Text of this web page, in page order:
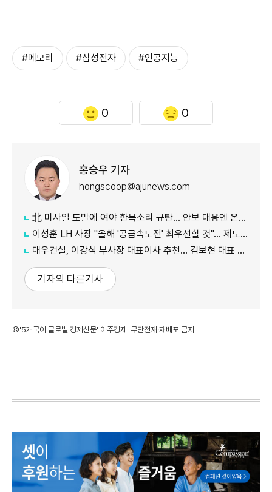
#메모리 #삼성전자 #인공지능
0 0
홍승우 기자
hongscoop@ajunews.com
北 미사일 도발에 여야 한목소리 규탄… 안보 대응엔 온도차
이성훈 LH 사장 "올해 '공급속도전' 최우선할 것"… 제도 개선·직원 참여 독려
대우건설, 이강석 부사장 대표이사 추천… 김보현 대표 용퇴
기자의 다른기사
©'5개국어 글로벌 경제신문' 아주경제. 무단전재·재배포 금지